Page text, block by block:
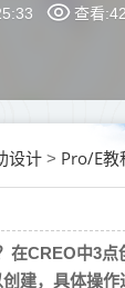
查看
设计 > Pro/E教
CREO中3点
建，具体操作